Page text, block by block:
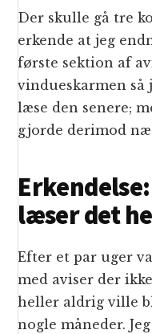
Der skulle gå tre
erkende at jeg
første sektion af
vindueskarmen
læse den senere;
gjorde derimod
læser det
Efter et par uger
med aviser der
heller aldrig ville
nogle måneder.